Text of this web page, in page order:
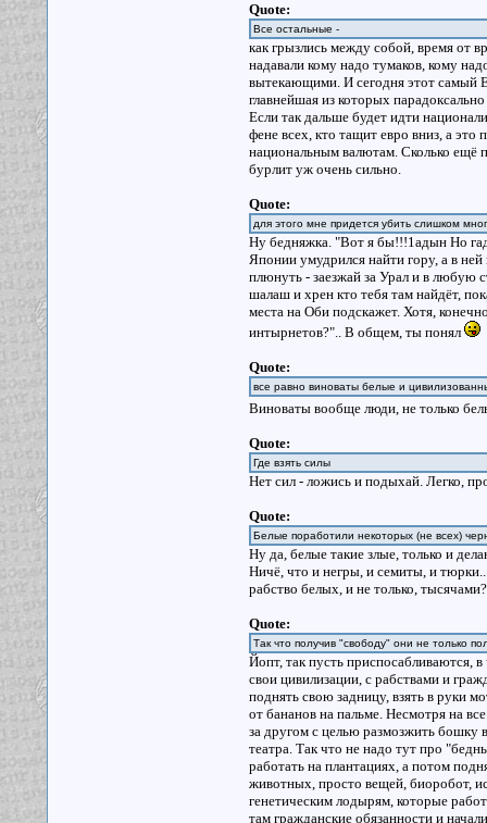
Quote:
Все остальные -
как грызлись между собой, время от
надавали кому надо тумаков, кому
вытекающими. И сегодня этот
главнейшая из которых
Если так дальше будет идти
фене всех, кто тащит евро вниз, а
национальным валютам. Сколько ещё
бурлит уж очень сильно.
Quote:
для этого мне придется убить слишком
Ну бедняжка. "Вот я бы!!!1адын Но
Японии умудрился найти гору, а в
плюнуть - заезжай за Урал и в любую
шалаш и хрен кто тебя там найдёт,
места на Оби подскажет. Хотя,
интырнетов?".. В общем, ты понял
Quote:
все равно виноваты белые и
Виноваты вообще люди, не только
Quote:
Где взять силы
Нет сил - ложись и подыхай. Легко,
Quote:
Белые поработили некоторых (не всех)
Ну да, белые такие злые, только и
Ничё, что и негры, и семиты, и тюрки..
рабство белых, и не только,
Quote:
Так что получив "свободу" они не только
Йопт, так пусть приспосабливаются,
свои цивилизации, с рабствами и
поднять свою задницу, взять в руки
от бананов на пальме. Несмотря на
за другом с целью размозжить бошку
театра. Так что не надо тут про
работать на плантациях, а потом
животных, просто вещей, биоробот,
генетическим лодырям, которые
там гражданские обязанности и